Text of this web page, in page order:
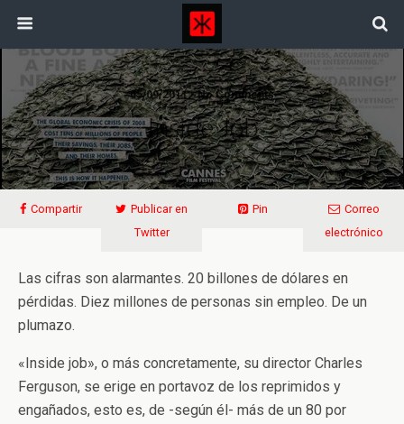
05/09/2011 • No Comments
Inside Job
Compartir
Publicar en
Twitter
Pin
Correo
electrónico
Las cifras son alarmantes. 20 billones de dólares en
pérdidas. Diez millones de personas sin empleo. De un
plumazo.
«Inside job», o más concretamente, su director Charles
Ferguson, se erige en portavoz de los reprimidos y
engañados, esto es, de -según él- más de un 80 por